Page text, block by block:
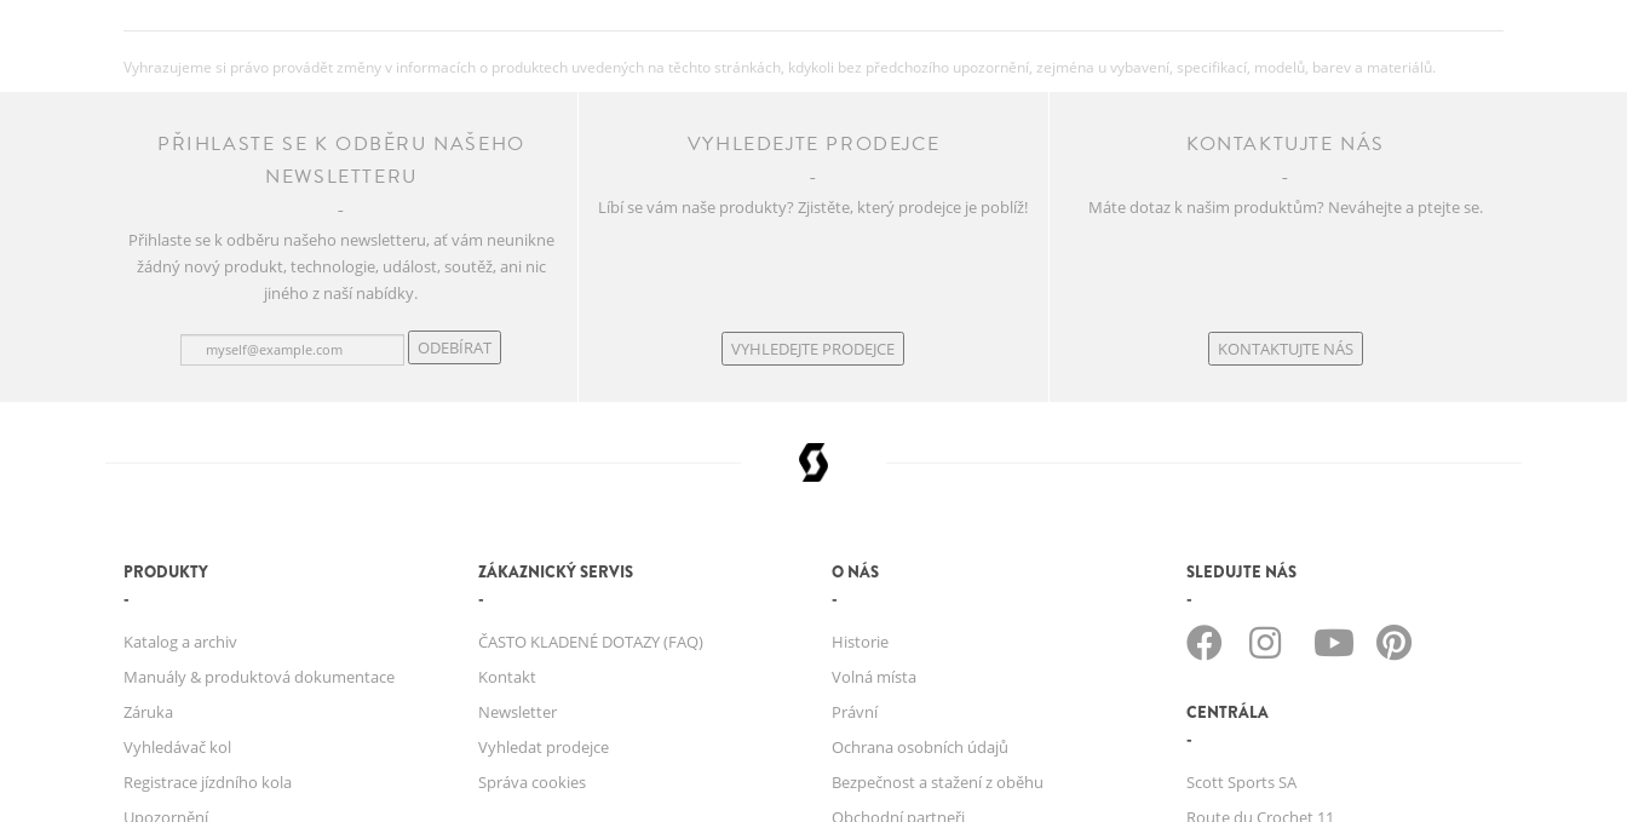
Vyhrazujeme si právo provádět změny v informacích o produktech uvedených na těchto stránkách, kdykoli bez předchozího upozornění, zejména u vybavení, specifikací, modelů, barev a materiálů.
PŘIHLASTE SE K ODBĚRU NAŠEHO
NEWSLETTERU
Přihlaste se k odběru našeho newsletteru, ať vám neunikne
žádný nový produkt, technologie, událost, soutěž, ani nic
jiného z naší nabídky.
ODEBÍRAT
VYHLEDEJTE PRODEJCE
Líbí se vám naše produkty? Zjistěte, který prodejce je poblíž!
VYHLEDEJTE PRODEJCE
KONTAKTUJTE NÁS
Máte dotaz k našim produktům? Neváhejte a ptejte se.
KONTAKTUJTE NÁS
PRODUKTY
Katalog a archiv
Manuály & produktová dokumentace
Záruka
Vyhledávač kol
Registrace jízdního kola
Upozornění
ZÁKAZNICKÝ SERVIS
ČASTO KLADENÉ DOTAZY (FAQ)
Kontakt
Newsletter
Vyhledat prodejce
Správa cookies
O NÁS
Historie
Volná místa
Právní
Ochrana osobních údajů
Bezpečnost a stažení z oběhu
Obchodní partneři
SLEDUJTE NÁS
CENTRÁLA
Scott Sports SA
Route du Crochet 11